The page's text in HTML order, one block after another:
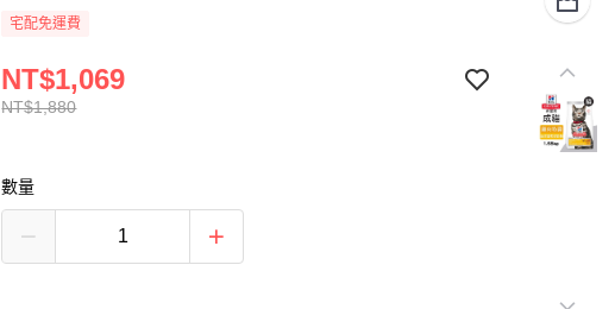
宅配免運費
NT$1,880
NT$1,069
數量